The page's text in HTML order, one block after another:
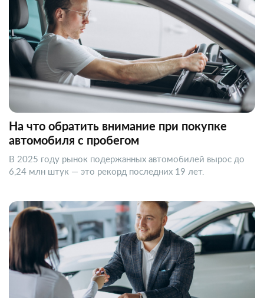
На что обратить внимание при покупке
автомобиля с пробегом
В 2025 году рынок подержанных автомобилей вырос до
6,24 млн штук — это рекорд последних 19 лет.